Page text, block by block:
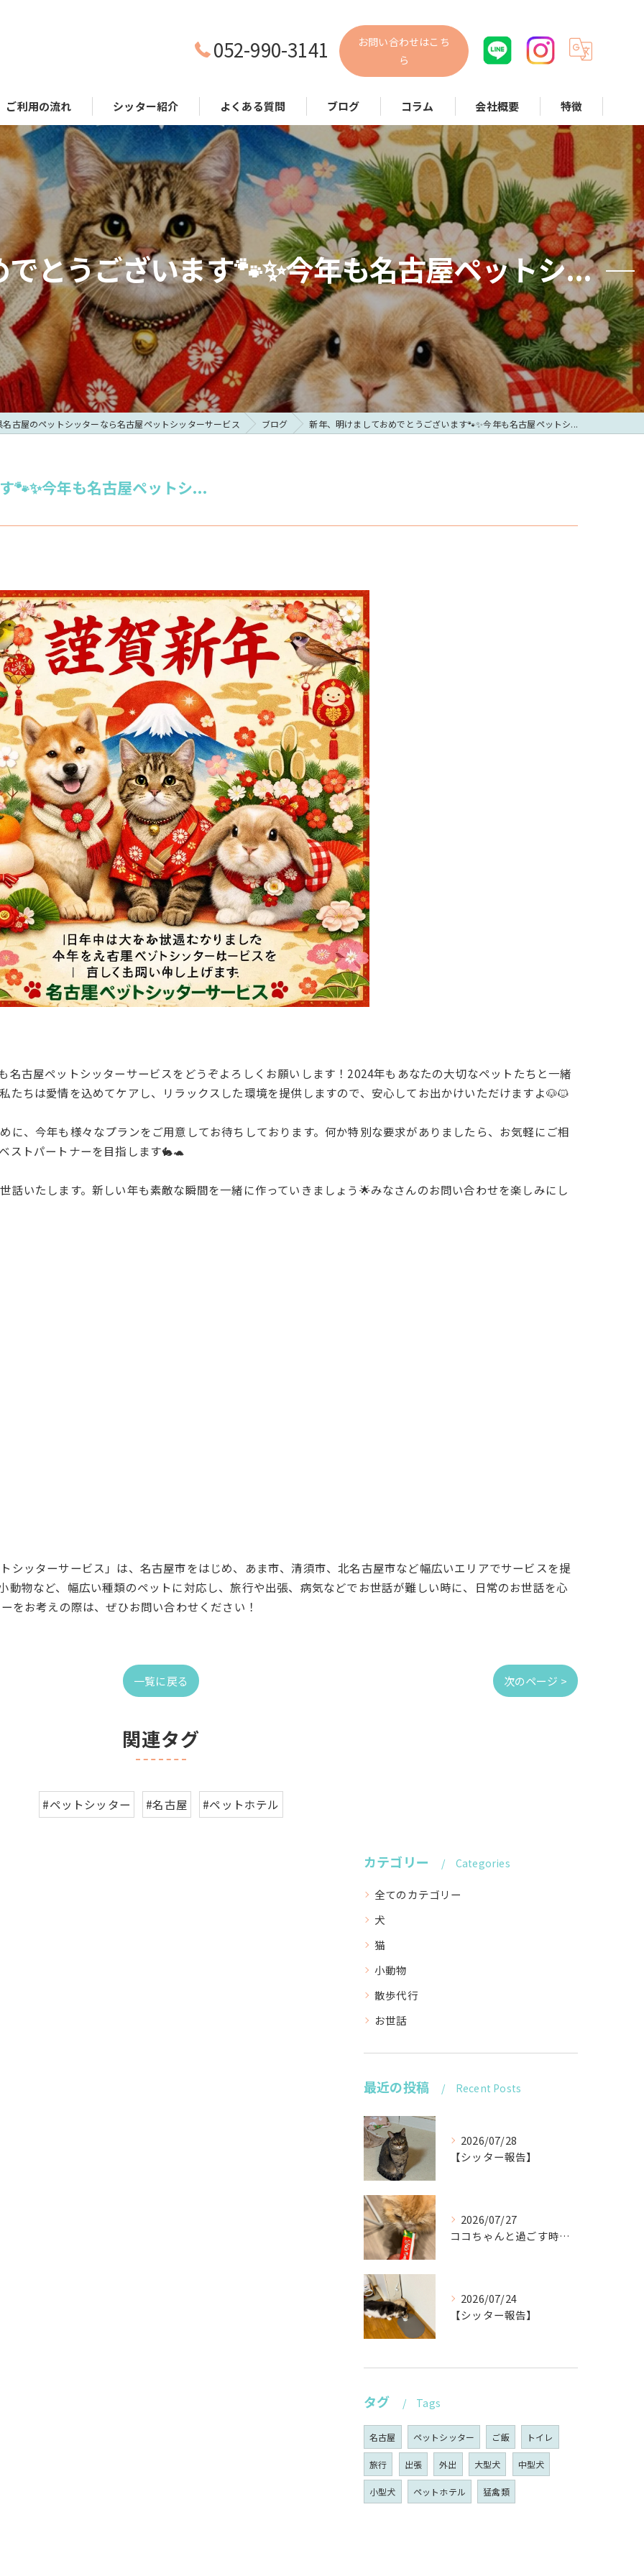
052-990-3141
お問い合わせはこち
ら
ご利用の流れ シッター紹介 よくある質問 ブログ コラム 会社概要 特徴
小動物
散歩代行
お世話
とうございます🐾✨今年も名古屋ペットシ...
名古屋のペットシッターなら名古屋ペットシッターサービス ブログ 新年、明けましておめでとうございます🐾✨今年も名古屋ペットシ...
🐾✨今年も名古屋ペットシ...
名古屋ペットシッターサービスをどうぞよろしくお願いします！2024年もあなたの大切なペットたちと一緒
たちは愛情を込めてケアし、リラックスした環境を提供しますので、安心してお出かけいただけますよ🐶🐱
に、今年も様々なプランをご用意してお待ちしております。何か特別な要求がありましたら、お気軽にご相
ストパートナーを目指します🐇🐢
話いたします。新しい年も素敵な瞬間を一緒に作っていきましょう🌟みなさんのお問い合わせを楽しみにし
シッターサービス」は、名古屋市をはじめ、あま市、清須市、北名古屋市など幅広いエリアでサービスを提
動物など、幅広い種類のペットに対応し、旅行や出張、病気などでお世話が難しい時に、日常のお世話を心
をお考えの際は、ぜひお問い合わせください！
一覧に戻る 次のページ >
関連タグ
#ペットシッター #名古屋 #ペットホテル
カテゴリー Categories
全てのカテゴリー
犬
猫
小動物
散歩代行
お世話
最近の投稿 Recent Posts
2026/07/28
【シッター報告】
2026/07/27
ココちゃんと過ごす時間が待ち遠しい！🐾
2026/07/24
【シッター報告】
タグ Tags
名古屋 ペットシッター ご飯 トイレ
旅行 出張 外出 大型犬 中型犬
小型犬 ペットホテル 猛禽類